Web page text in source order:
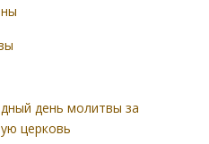
день молитвы за
церковь